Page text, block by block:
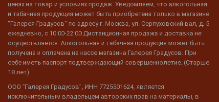
ценах на товар и условиях продаж. Уведомляем, что алкогольная
и табачная продукция может быть приобретена только в магазине
"Галерея Градусов" по адресу г. Москва, ул. Серпуховский вал, д. 5
ежедневно, с 10:00-22:00 Дистанционная продажа и доставка не
осуществляется. Алкогольная и табачная продукция может быть
получена и оплачена на кассе магазина Галерея Градусов. При
себе иметь паспорт подтверждающий совершеннолетие. (Старше
18 лет)
ООО "Галерея Градусов", ИНН 7725501624, является
исключительным владельцем авторских прав на материалы, в